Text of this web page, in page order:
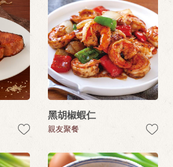
黑胡椒蝦仁
親友聚餐